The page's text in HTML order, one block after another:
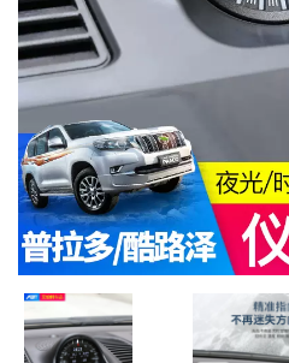
NISSAN
VOLKSWAGEN
MERCEDES
HYUNDAI
FORD
MITSUBISHI
BMW
VOLVO